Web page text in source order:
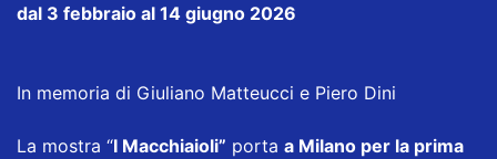
dal 3 febbraio al 14 giugno 2026
In memoria di Giuliano Matteucci e Piero Dini
La mostra “I Macchiaioli” porta a Milano per la prima